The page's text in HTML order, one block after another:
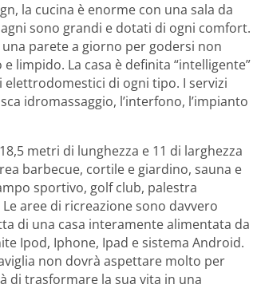
la cucina è enorme con una sala da
sono grandi e dotati di ogni comfort.
parete a giorno per godersi non
limpido. La casa è definita “intelligente”
di ogni tipo. I servizi
idromassaggio, l’interfono, l’impianto
metri di lunghezza e 11 di larghezza
barbecue, cortile e giardino, sauna e
sportivo, golf club, palestra
aree di ricreazione sono davvero
di una casa interamente alimentata da
Ipod, Iphone, Ipad e sistema Android.
non dovrà aspettare molto per
di trasformare la sua vita in una